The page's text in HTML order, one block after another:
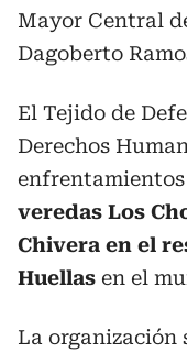
Mayor Central
Dagoberto
El Tejido de
Derechos
veredas Los
Chivera en el
Huellas en el
La organización